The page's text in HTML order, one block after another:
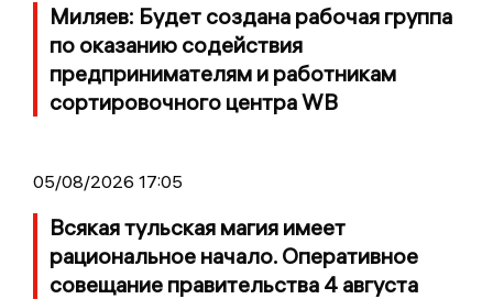
Миляев: Будет создана рабочая группа
по оказанию содействия
предпринимателям и работникам
сортировочного центра WB
05/08/2026 17:05
Всякая тульская магия имеет
рациональное начало. Оперативное
совещание правительства 4 августа